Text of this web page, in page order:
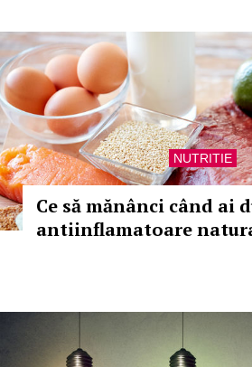
NUTRITIE
Ce să mănânci când ai
antiinflamatoare